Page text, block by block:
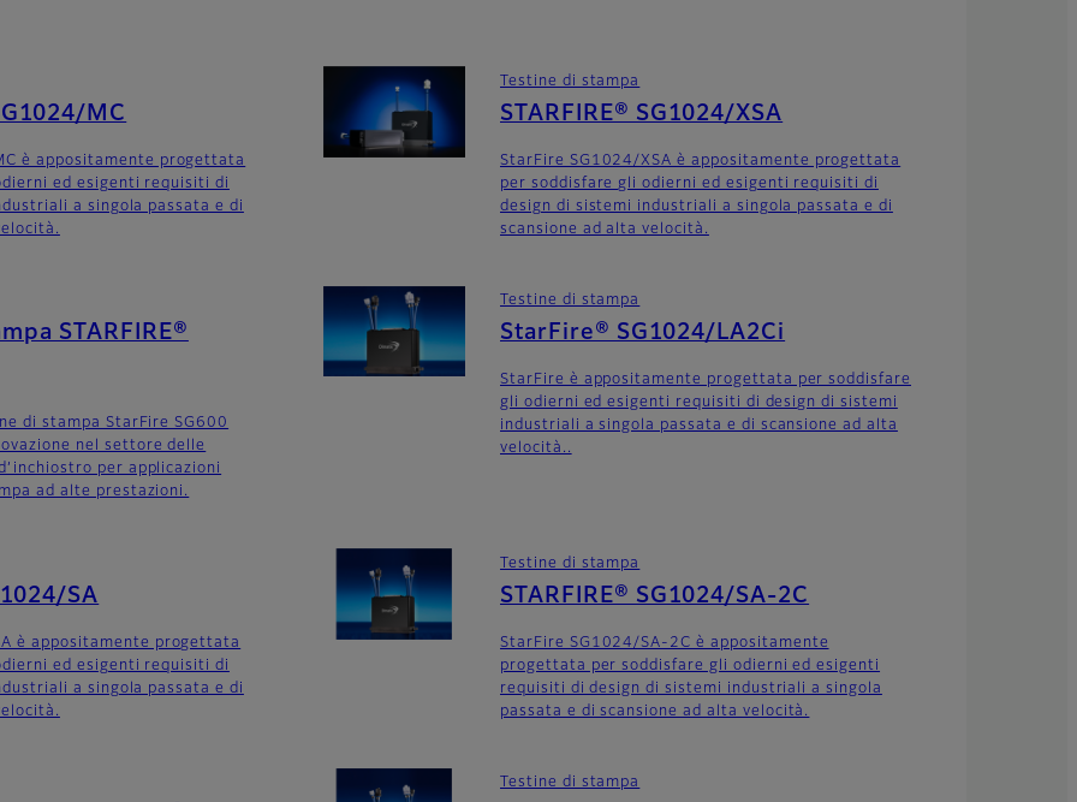
MC
è appositamente progettata
ed esigenti requisiti di
a singola passata e di
Testine di stampa
STARFIRE® SG1024/XSA
StarFire SG1024/XSA è appositamente progettata
per soddisfare gli odierni ed esigenti requisiti di
design di sistemi industriali a singola passata e di
scansione ad alta velocità.
STARFIRE®
di stampa StarFire SG600
nel settore delle
per applicazioni
ad alte prestazioni.
Testine di stampa
StarFire® SG1024/LA2Ci
StarFire è appositamente progettata per soddisfare
gli odierni ed esigenti requisiti di design di sistemi
industriali a singola passata e di scansione ad alta
velocità..
SA
è appositamente progettata
ed esigenti requisiti di
a singola passata e di
Testine di stampa
STARFIRE® SG1024/SA-2C
StarFire SG1024/SA-2C è appositamente
progettata per soddisfare gli odierni ed esigenti
requisiti di design di sistemi industriali a singola
passata e di scansione ad alta velocità.
Testine di stampa